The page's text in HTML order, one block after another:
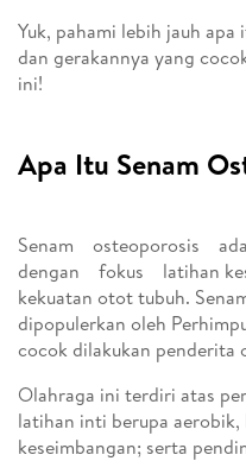
Yuk, pahami lebih jauh
dan gerakannya yang
ini!
Apa Itu Senam
Senam osteoporosis
dengan fokus latihan
kekuatan otot tubuh.
dipopulerkan oleh
cocok dilakukan penderita
Olahraga ini terdiri atas
latihan inti berupa
keseimbangan; serta